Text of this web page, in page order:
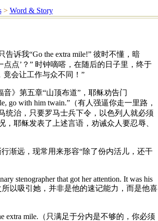
> Word & Story
诉我“Go the extra mile!” 彼时不懂，暗
点’？” 时钟嘀嗒，在随后的日子里，终于
竟会让工作与众不同！”
音》第五章“山顶布道”，耶稣劝告门
go with him twain.”（有人强逼你走一里路，
统治，只要罗马士兵下令，以色列人就必须
耶稣发表了上述言语，劝诫众人要忍辱、
行渐远，现常用来形容“除了份内活儿，还干
stenographer that got her attention. It was his
所以吸引她，并非是他的速记能力，而是他喜
extra mile.（只满足于分内是不够的，你必须